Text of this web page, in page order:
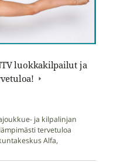
luokkakilpailut ja
ja kilpalinjan
tervetuloa
Alfa,